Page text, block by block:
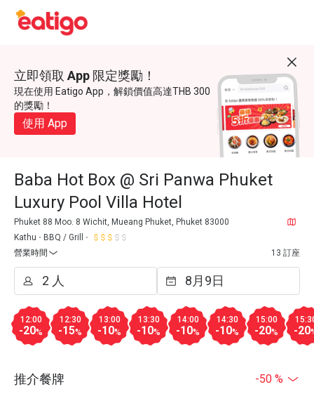
立即領取 App 限定獎勵！
現在使用 Eatigo App，解鎖價值高達THB 300
的獎勵！
使用 App
Baba Hot Box @ Sri Panwa Phuket
Luxury Pool Villa Hotel
Phuket 88 Moo. 8 Wichit, Mueang Phuket, Phuket 83000
Kathu
BBQ / Grill
營業時間
13 訂座
12:00
-20%
12:30
-15%
13:00
-10%
13:30
-10%
14:00
-10%
14:30
-10%
15:00
-20% -20
推介餐牌 -50 %